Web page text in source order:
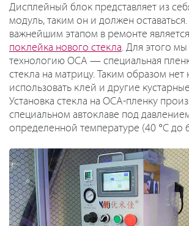
Дисплейный блок представляет из
модуль, таким он и должен
важнейшим этапом в ремонте является
поклейка нового стекла. Для этого
технологию OCA — специальная
стекла на матрицу. Таким образом нет
использовать клей и другие
Установка стекла на OCA-пленку
специальном автоклаве под
определенной температуре (40 °С до